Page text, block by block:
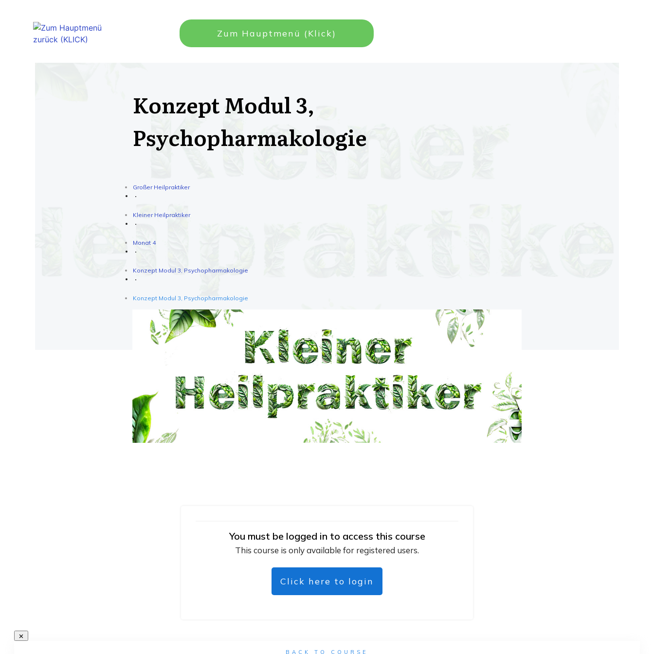
Zum Hauptmenü (Klick)
Konzept Modul 3,
Psychopharmakologie
Großer Heilpraktiker
Kleiner Heilpraktiker
Monat 4
Konzept Modul 3, Psychopharmakologie
Konzept Modul 3, Psychopharmakologie
You must be logged in to access this course
This course is only available for registered users.
Click here to login
BACK TO COURSE